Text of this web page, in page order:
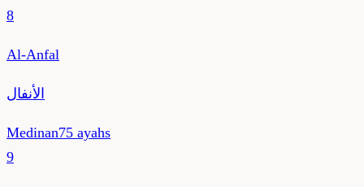
8
Al-Anfal
الأنفال
Medinan75 ayahs
9